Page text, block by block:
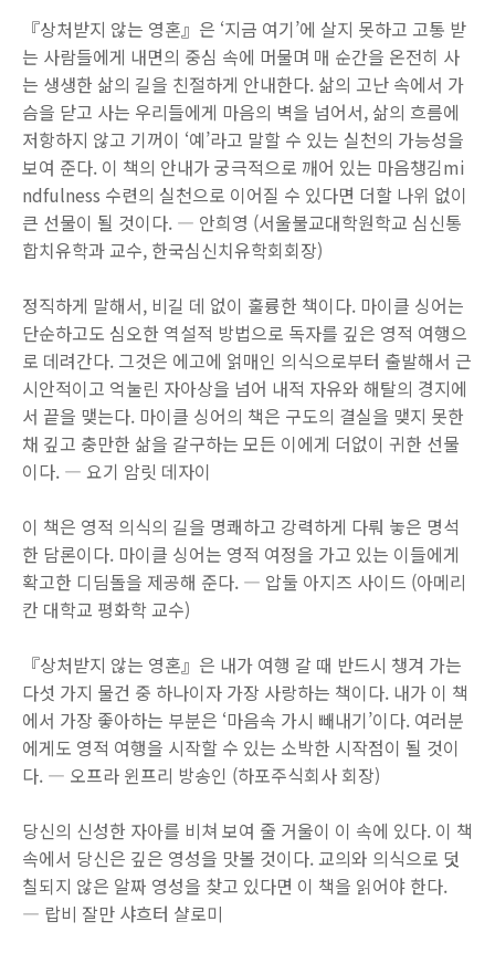
『상처받지 않는 영혼』은 ‘지금 여기’에 살지 못하고 고통 받
는 사람들에게 내면의 중심 속에 머물며 매 순간을 온전히 사
는 생생한 삶의 길을 친절하게 안내한다. 삶의 고난 속에서 가
슴을 닫고 사는 우리들에게 마음의 벽을 넘어서, 삶의 흐름에
저항하지 않고 기꺼이 ‘예’라고 말할 수 있는 실천의 가능성을
보여 준다. 이 책의 안내가 궁극적으로 깨어 있는 마음챙김mi
ndfulness 수련의 실천으로 이어질 수 있다면 더할 나위 없이
큰 선물이 될 것이다. ― 안희영 (서울불교대학원학교 심신통
합치유학과 교수, 한국심신치유학회회장)
정직하게 말해서, 비길 데 없이 훌륭한 책이다. 마이클 싱어는
단순하고도 심오한 역설적 방법으로 독자를 깊은 영적 여행으
로 데려간다. 그것은 에고에 얽매인 의식으로부터 출발해서 근
시안적이고 억눌린 자아상을 넘어 내적 자유와 해탈의 경지에
서 끝을 맺는다. 마이클 싱어의 책은 구도의 결실을 맺지 못한
채 깊고 충만한 삶을 갈구하는 모든 이에게 더없이 귀한 선물
이다. ― 요기 암릿 데자이
이 책은 영적 의식의 길을 명쾌하고 강력하게 다뤄 놓은 명석
한 담론이다. 마이클 싱어는 영적 여정을 가고 있는 이들에게
확고한 디딤돌을 제공해 준다. ― 압둘 아지즈 사이드 (아메리
칸 대학교 평화학 교수)
『상처받지 않는 영혼』은 내가 여행 갈 때 반드시 챙겨 가는
다섯 가지 물건 중 하나이자 가장 사랑하는 책이다. 내가 이 책
에서 가장 좋아하는 부분은 ‘마음속 가시 빼내기’이다. 여러분
에게도 영적 여행을 시작할 수 있는 소박한 시작점이 될 것이
다. ― 오프라 윈프리 방송인 (하포주식회사 회장)
당신의 신성한 자아를 비쳐 보여 줄 거울이 이 속에 있다. 이 책
속에서 당신은 깊은 영성을 맛볼 것이다. 교의와 의식으로 덧
칠되지 않은 알짜 영성을 찾고 있다면 이 책을 읽어야 한다.
― 랍비 잘만 샤흐터 샬로미